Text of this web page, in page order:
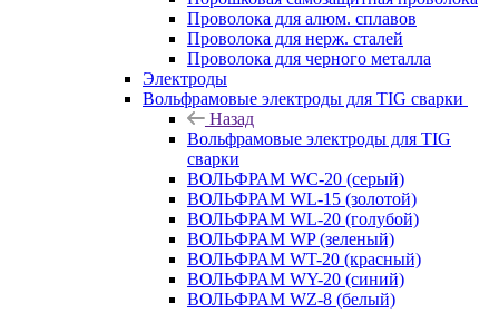
Проволока для алюм. сплавов
Проволока для нерж. сталей
Проволока для черного металла
Электроды
Вольфрамовые электроды для TIG сварки
Назад
Вольфрамовые электроды для TIG
сварки
ВОЛЬФРАМ WC-20 (серый)
ВОЛЬФРАМ WL-15 (золотой)
ВОЛЬФРАМ WL-20 (голубой)
ВОЛЬФРАМ WP (зеленый)
ВОЛЬФРАМ WT-20 (красный)
ВОЛЬФРАМ WY-20 (синий)
ВОЛЬФРАМ WZ-8 (белый)